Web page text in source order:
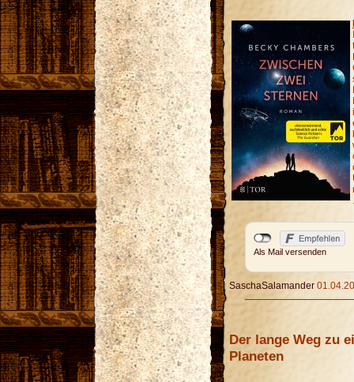
Als Mail versenden
SaschaSalamander
Der lange Weg zu
Planeten